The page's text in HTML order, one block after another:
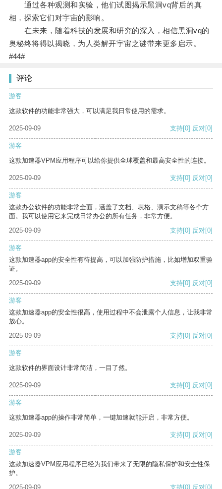
通过各种观测和实验，他们试图揭示黑洞vq背后的真
相，探索它们对宇宙的影响。
在未来，随着科技的发展和研究的深入，相信黑洞vq的
奥秘终将得以揭晓，为人类解开宇宙之谜带来更多启示。
#44#
评论
游客
这款软件的功能非常强大，可以满足我日常使用的需求。
2025-09-09 支持[0] 反对[0]
游客
这款加速器VPM应用程序可以给你提供全球覆盖和最高安全性的连接。
2025-09-09 支持[0] 反对[0]
游客
这款办公软件的功能非常全面，涵盖了文档、表格、演示文稿等各个方
面。我可以使用它来完成日常办公的所有任务，非常方便。
2025-09-09
支持[0] 反对[0]
游客
这款加速器app的安全性有待提高，可以加强防护措施，比如增加双重验
证。
2025-09-09
支持[0] 反对[0]
游客
这款加速器app的安全性很高，使用过程中不会泄露个人信息，让我非常
放心。
2025-09-09
支持[0] 反对[0]
游客
这款软件的界面设计非常简洁，一目了然。
2025-09-09 支持[0] 反对[0]
游客
这款加速器app的操作非常简单，一键加速就能开启，非常方便。
2025-09-09 支持[0] 反对[0]
游客
这款加速器VPM应用程序已经为我们带来了无限的隐私保护和安全性保
护。
2025-09-09
支持[0] 反对[0]